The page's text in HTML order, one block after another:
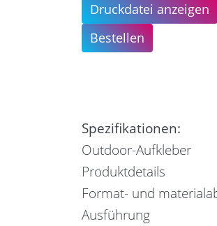
Druckdatei anzeigen
Bestellen
Spezifikationen:
Outdoor-Aufkleber
Produktdetails
Format- und
Ausführung